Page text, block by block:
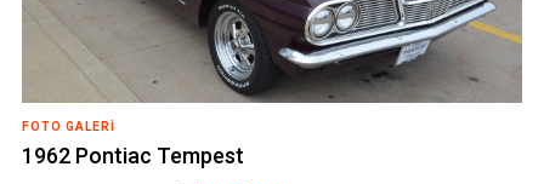
FOTO GALERI
1962 Pontiac Tempest